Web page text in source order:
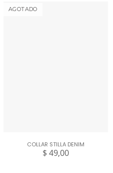
AGOTADO
COLLAR STILLA DENIM
$ 49,00